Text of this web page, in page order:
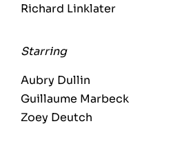
Richard Linklater
Starring
Aubry Dullin
Guillaume Marbeck
Zoey Deutch